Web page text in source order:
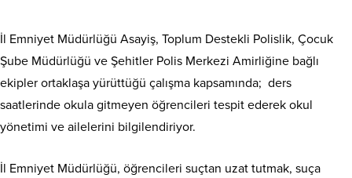
İl Emniyet Müdürlüğü Asayiş, Toplum Destekli Polislik, Çocuk
Şube Müdürlüğü ve Şehitler Polis Merkezi Amirliğine bağlı
ekipler ortaklaşa yürüttüğü çalışma kapsamında; ders
saatlerinde okula gitmeyen öğrencileri tespit ederek okul
yönetimi ve ailelerini bilgilendiriyor.
İl Emniyet Müdürlüğü, öğrencileri suçtan uzat tutmak, suça